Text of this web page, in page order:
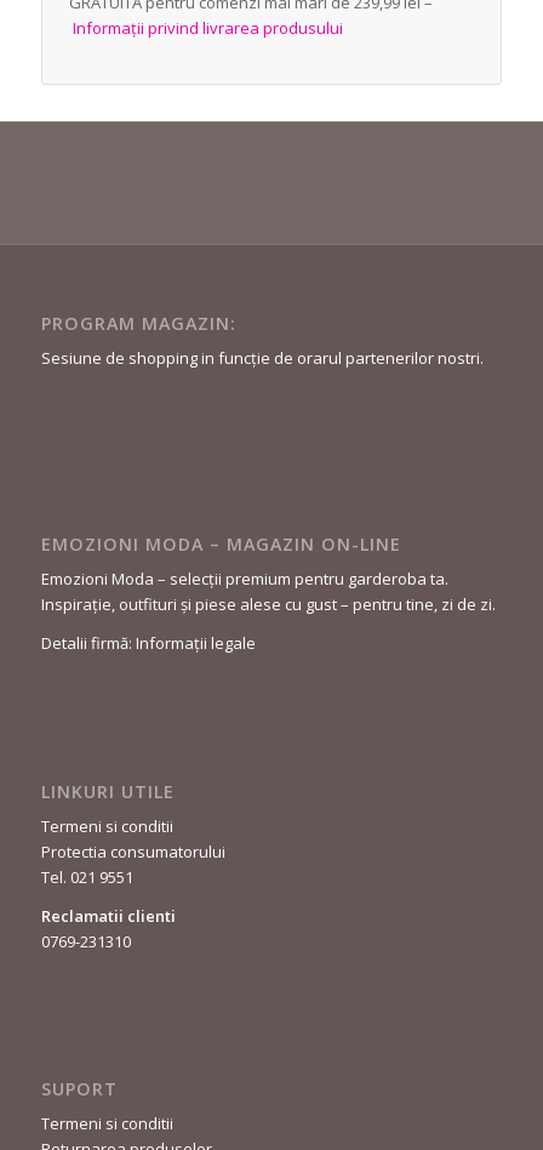
Informații privind livrarea produsului
PROGRAM MAGAZIN:
Sesiune de shopping in funcție de orarul partenerilor nostri.
EMOZIONI MODA – MAGAZIN ON-LINE
Emozioni Moda – selecții premium pentru garderoba ta.
Inspirație, outfituri și piese alese cu gust – pentru tine, zi de zi.
Detalii firmă: Informații legale
LINKURI UTILE
Termeni si conditii
Protectia consumatorului
Tel. 021 9551
Reclamatii clienti
0769-231310
SUPORT
Termeni si conditii